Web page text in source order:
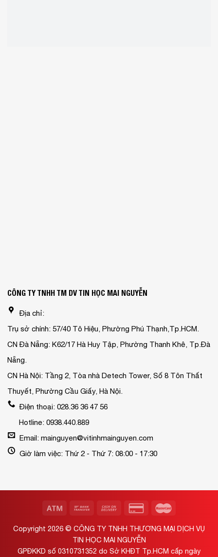
CÔNG TY TNHH TM DV TIN HỌC MAI NGUYỄN
Địa chỉ:
Trụ sở chính: 57/40 Tô Hiệu, Phường Phú Thạnh,Tp.HCM.
CN Đà Nẵng: K62/17 Hà Huy Tập, Phường Thanh Khê, Tp.Đà
Nẵng.
CN Hà Nội: Tầng 2, Tòa nhà Detech Tower, Số 8 Tôn Thất
Thuyết, Phường Cầu Giấy, Hà Nội.
Điện thoại: 028.36 36 47 56
Hotline: 0938.440.889
Email: mainguyen@vitinhmainguyen.com
Giờ làm việc: Thứ 2 - Thứ 7: 08:00 - 17:30
Copyright 2026 © CÔNG TY TNHH THƯƠNG MẠI DỊCH VỤ
TIN HỌC MAI NGUYỄN
GPĐKKD số 0310731352 do Sở KHĐT Tp.HCM cấp ngày